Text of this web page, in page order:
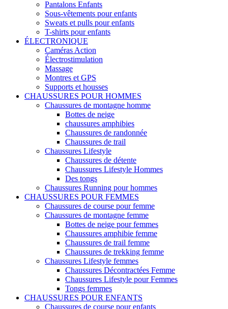
Pantalons Enfants
Sous-vêtements pour enfants
Sweats et pulls pour enfants
T-shirts pour enfants
ÉLECTRONIQUE
Caméras Action
Électrostimulation
Massage
Montres et GPS
Supports et housses
CHAUSSURES POUR HOMMES
Chaussures de montagne homme
Bottes de neige
chaussures amphibies
Chaussures de randonnée
Chaussures de trail
Chaussures Lifestyle
Chaussures de détente
Chaussures Lifestyle Hommes
Des tongs
Chaussures Running pour hommes
CHAUSSURES POUR FEMMES
Chaussures de course pour femme
Chaussures de montagne femme
Bottes de neige pour femmes
Chaussures amphibie femme
Chaussures de trail femme
Chaussures de trekking femme
Chaussures Lifestyle femmes
Chaussures Décontractées Femme
Chaussures Lifestyle pour Femmes
Tongs femmes
CHAUSSURES POUR ENFANTS
Chaussures de course pour enfants